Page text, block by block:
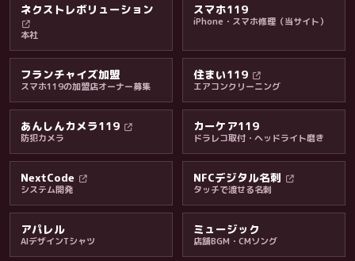
料金・保証・ご案内
ネクストレボリューション
本社
スマホ119
iPhone・スマホ修理（当サイト）
フランチャイズ加盟
スマホ119の加盟店オーナー募集
住まい119
エアコンクリーニング
あんしんカメラ119
防犯カメラ
カーケア119
ドラレコ取付・ヘッドライト磨き
NextCode
システム開発
NFCデジタル名刺
タッチで渡せる名刺
アパレル
AIデザインTシャツ
ミュージック
店舗BGM・CMソング